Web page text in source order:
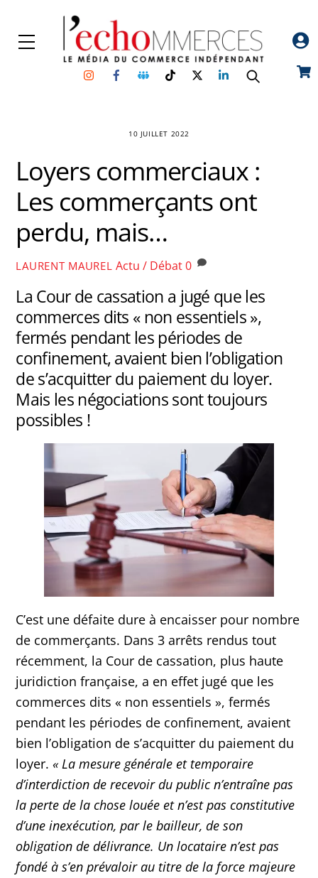
content
Menu
InstagramFacebookGroupe
Facebook
TikTokTwitterLinkedin
10 JUILLET 2022
Loyers commerciaux :
Les commerçants ont
perdu, mais…
LAURENT MAUREL Actu / Débat0
La Cour de cassation a jugé que les
commerces dits « non essentiels »,
fermés pendant les périodes de
confinement, avaient bien l’obligation
de s’acquitter du paiement du loyer.
Mais les négociations sont toujours
possibles !
C’est une défaite dure à encaisser pour nombre
de commerçants. Dans 3 arrêts rendus tout
récemment, la Cour de cassation, plus haute
juridiction française, a en effet jugé que les
commerces dits « non essentiels », fermés
pendant les périodes de confinement, avaient
bien l’obligation de s’acquitter du paiement du
loyer.« La mesure générale et temporaire
d’interdiction de recevoir du public n’entraîne pas
la perte de la chose louée et n’est pas constitutive
d’une inexécution, par le bailleur, de son
obligation de délivrance. Un locataire n’est pas
fondé à s’en prévaloir au titre de la force majeure